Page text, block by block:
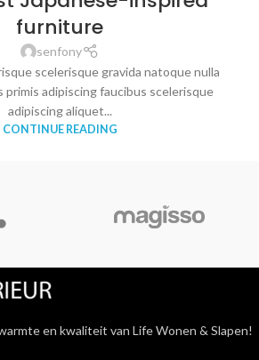
furniture
senfony
scelerisque gravida natoque nulla
adipiscing faucibus scelerisque
adipiscing aliquet...
CONTINUE READING
en kwaliteit van Life Wonen & Slapen!